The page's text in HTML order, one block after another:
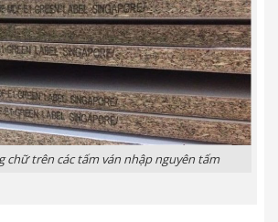
chữ trên các tấm ván nhập nguyên tấm